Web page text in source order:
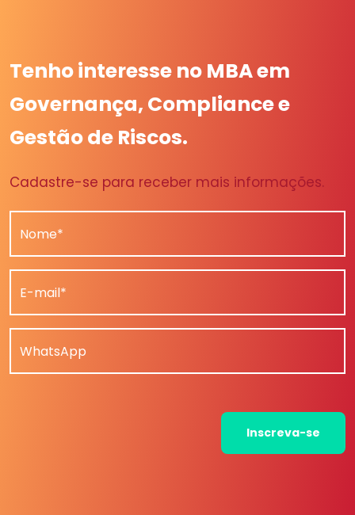
Tenho interesse no MBA em
Governança, Compliance e
Gestão de Riscos.
Cadastre-se para receber mais informações.
Nome*
E-mail*
WhatsApp
Inscreva-se